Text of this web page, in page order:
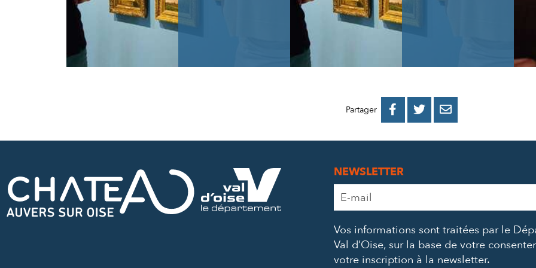
Partager 
PARTAGER
PARTAGER
PARTAGER
NEWSLETTER
Adresse
e-
*
Vos informations sont traitées par le
Val d’Oise, sur la base de votre
votre inscription à la newsletter.